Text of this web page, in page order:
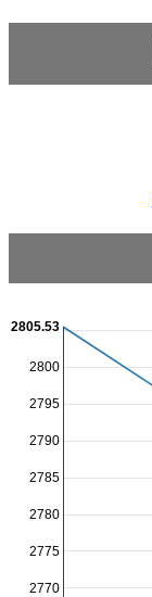
2770
2775
2780
2785
2790
2795
2800
2805.53